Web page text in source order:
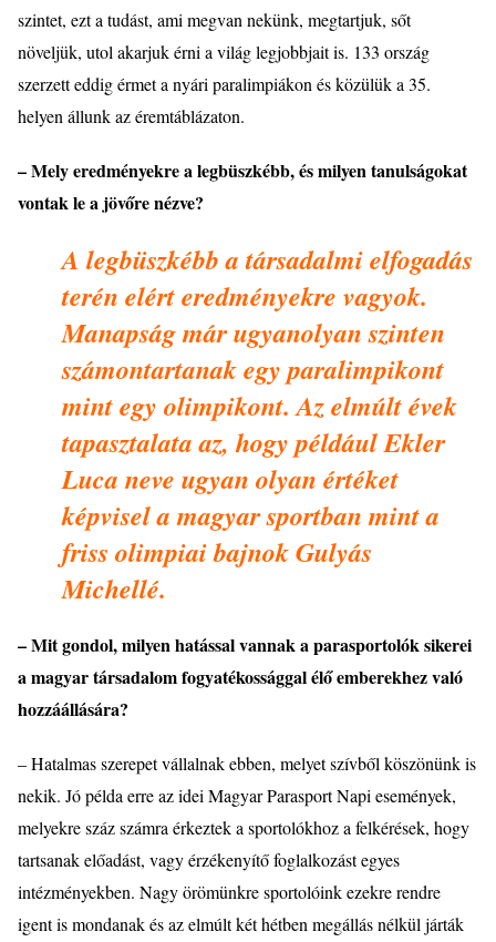
szintet, ezt a tudást, ami megvan nekünk, megtartjuk, sőt
növeljük, utol akarjukérni a világ legjobbjait is. 133 ország
szerzett eddigérmet a nyári paralimpiákon és közülük a 35.
helyen állunk azéremtáblázaton.
– Mely eredményekre a legbüszkébb,és milyen tanulságokat
vontak le a jövőre nézve?
A legbüszkébb a társadalmi elfogadás
terén elért eredményekre vagyok.
Manapság már ugyanolyan szinten
számontartanak egy paralimpikont
mint egy olimpikont. Az elmúltévek
tapasztalata az, hogy például Ekler
Luca neve ugyan olyan értéket
képvisel a magyar sportban mint a
friss olimpiai bajnok Gulyás
Michellé.
– Mit gondol, milyen hatással vannak a parasportolók sikerei
a magyar társadalom fogyatékossággalélő emberekhez való
hozzáállására?
– Hatalmas szerepet vállalnak ebben, melyet szívből köszönünk is
nekik. Jó példa erre az idei Magyar Parasport Napi események,
melyekre száz számra érkeztek a sportolókhoz a felkérések, hogy
tartsanak előadást, vagyérzékenyítő foglalkozást egyes
intézményekben. Nagyörömünkre sportolóink ezekre rendre
igent is mondanakés az elmúlt két hétben megállás nélkül járták